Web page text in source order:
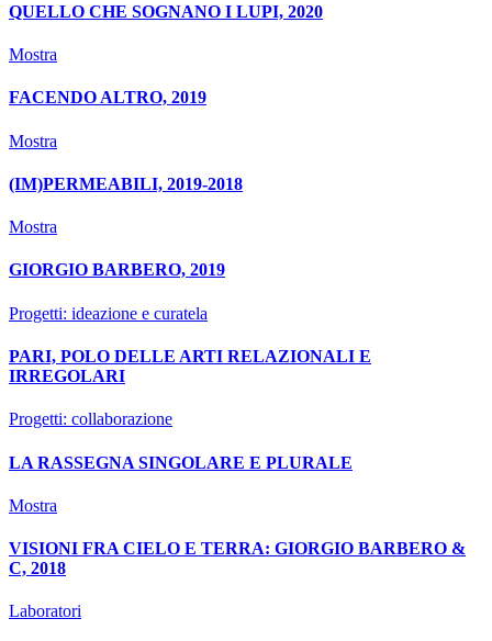
QUELLO CHE SOGNANO I LUPI, 2020
Mostra
FACENDO ALTRO, 2019
Mostra
(IM)PERMEABILI, 2019-2018
Mostra
GIORGIO BARBERO, 2019
Progetti: ideazione e curatela
PARI, POLO DELLE ARTI RELAZIONALI E
IRREGOLARI
Progetti: collaborazione
LA RASSEGNA SINGOLARE E PLURALE
Mostra
VISIONI FRA CIELO E TERRA: GIORGIO BARBERO &
C, 2018
Laboratori